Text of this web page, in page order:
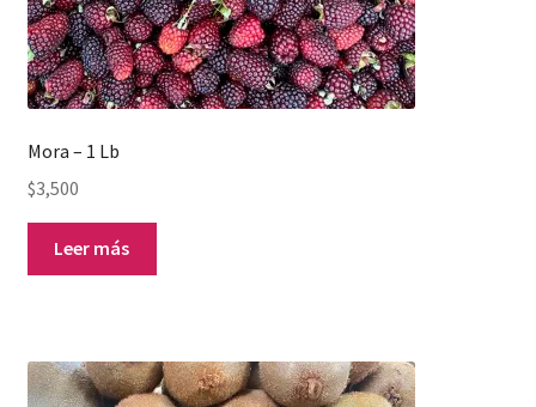
Mora – 1 Lb
$3,500
Leer más